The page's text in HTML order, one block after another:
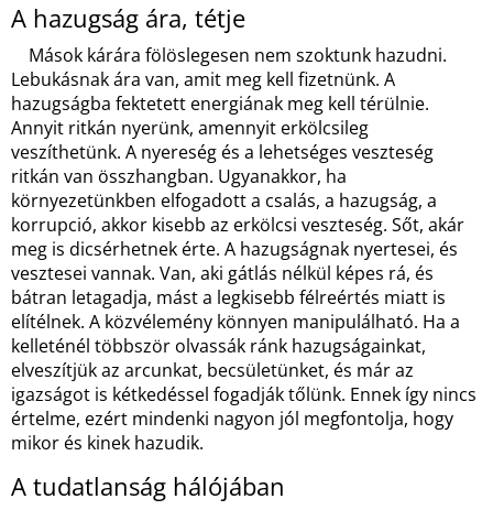
A hazugság ára, tétje
Mások kárára fölöslegesen nem szoktunk hazudni.
Lebukásnak ára van, amit meg kell fizetnünk. A
hazugságba fektetett energiának meg kell térülnie.
Annyit ritkán nyerünk, amennyit erkölcsileg
veszíthetünk. A nyereség és a lehetséges veszteség
ritkán van összhangban. Ugyanakkor, ha
környezetünkben elfogadott a csalás, a hazugság, a
korrupció, akkor kisebb az erkölcsi veszteség. Sőt, akár
meg is dicsérhetnek érte. A hazugságnak nyertesei, és
vesztesei vannak. Van, aki gátlás nélkül képes rá, és
bátran letagadja, mást a legkisebb félreértés miatt is
elítélnek. A közvélemény könnyen manipulálható. Ha a
kelleténél többször olvassák ránk hazugságainkat,
elveszítjük az arcunkat, becsületünket, és már az
igazságot is kétkedéssel fogadják tőlünk. Ennek így nincs
értelme, ezért mindenki nagyon jól megfontolja, hogy
mikor és kinek hazudik.
A tudatlanság hálójában